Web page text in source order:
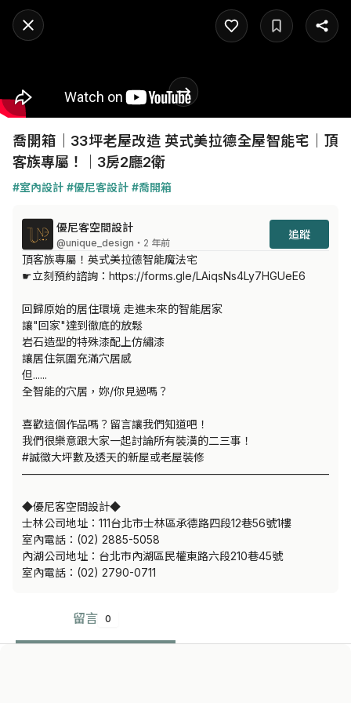
喬開箱｜33坪老屋改造 英式美拉德全屋智能宅｜頂
客族專屬！｜3房2廳2衛
#室內設計 #優尼客設計 #喬開箱
優尼客空間設計
@unique_design ・2 年前
追蹤
頂客族專屬！英式美拉德智能魔法宅
☛立刻預約諮詢：https://forms.gle/LAiqsNs4Ly7HGUeE6
回歸原始的居住環境 走進未來的智能居家
讓"回家"達到徹底的放鬆
岩石造型的特殊漆配上仿繡漆
讓居住氛圍充滿穴居感
但......
全智能的穴居，妳/你見過嗎？
喜歡這個作品嗎？留言讓我們知道吧！
我們很樂意跟大家一起討論所有裝潢的二三事！
#誠徵大坪數及透天的新屋或老屋裝修
◆優尼客空間設計◆
士林公司地址：111台北市士林區承德路四段12巷56號1樓
室內電話：(02) 2885-5058
內湖公司地址：台北市內湖區民權東路六段210巷45號
室內電話：(02) 2790-0711
留言 0